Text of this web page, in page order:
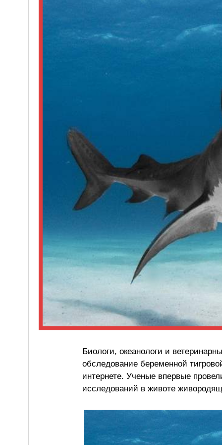
Биологи, океанологи и
обследование беременной
интернете. Ученые впервые
исследований в животе